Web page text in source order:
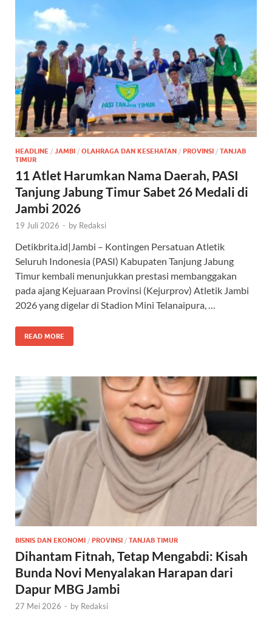
HEADLINE / JAMBI / OLAHRAGA DAN KESEHATAN / PROVINSI / TANJAB
TIMUR
11 Atlet Harumkan Nama Daerah, PASI
Tanjung Jabung Timur Sabet 26 Medali di
Jambi 2026
19 Juli 2026 - by Redaksi
Detikbrita.id|Jambi – Kontingen Persatuan Atletik
Seluruh Indonesia (PASI) Kabupaten Tanjung Jabung
Timur kembali menunjukkan prestasi membanggakan
pada ajang Kejuaraan Provinsi (Kejurprov) Atletik Jambi
2026 yang digelar di Stadion Mini Telanaipura, …
READ MORE
BISNIS DAN EKONOMI / PROVINSI / TANJAB TIMUR
Dihantam Fitnah, Tetap Mengabdi: Kisah
Bunda Novi Menyalakan Harapan dari
Dapur MBG Jambi
27 Mei 2026 - by Redaksi